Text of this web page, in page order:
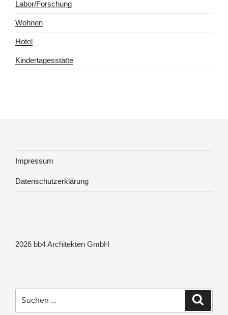
Labor/Forschung
Wohnen
Hotel
Kindertagesstätte
Impressum
Datenschutzerklärung
2026 bb4 Architekten GmbH
nach: